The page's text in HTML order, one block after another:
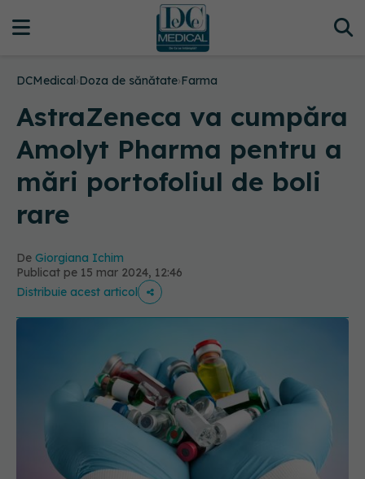
DCMedical›Doza de sănătate›Farma
AstraZeneca va cumpăra
Amolyt Pharma pentru a
mări portofoliul de boli
rare
De Giorgiana Ichim
Publicat pe 15 mar 2024, 12:46
Distribuie acest articol